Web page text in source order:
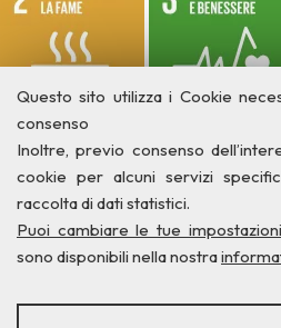
Questo sito utilizza i Cookie
consenso
Inoltre, previo consenso
cookie per alcuni servizi
raccolta di dati statistici.
Puoi cambiare le tue
sono disponibili nella nostra
STATISTICHE